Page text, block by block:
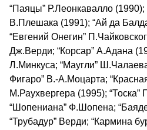
“Паяцы” Р.Леонкавалло
В.Плешака (1991); “Ай да
“Евгений Онегин”
Дж.Верди; “Корсар” А.Адана
Л.Минкуса; “Маугли”
Фигаро” В.-А.Моцарта;
М.Раухвергера (1995); “Тоска”
“Шопениана” Ф.Шопена;
“Трубадур” Верди; “Кармина